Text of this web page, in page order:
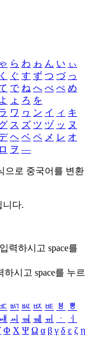
ゃ ら わ ゎ ん い ぃ
く ぐ す ず つ づ っ
で ね へ べ ぺ め
よ ょ ろ を
ワ ヮ ン イ ィ キ
ス ズ ツ ヅ ッ ヌ
ヘ ベ ペ メ レ オ
ロ ヲ ―
으로 중국어를 변환
니다.
력하시고 space를
하시고 space를 누르
ㅴ ㅵ ㅶ ㅷ ㅸ
ㅹ
ㆉ ㆊ ㆋ ㆌ ㆍ
ㆎ
Φ Χ Ψ Ω α β γ δ ε ζ η